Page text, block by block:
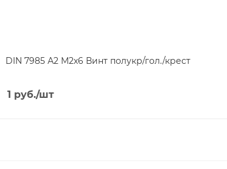
DIN 7985 А2 М2х6 Винт полукр/гол./крест
1 руб./шт